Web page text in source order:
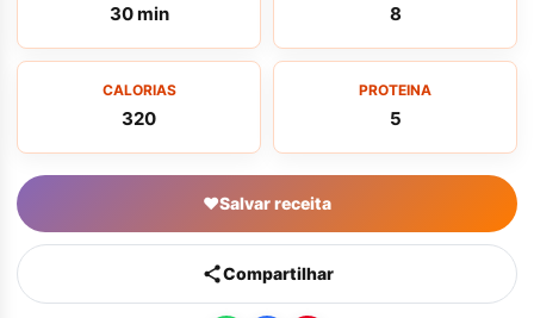
30 min 8
CALORIAS
320
PROTEINA
5
♥Salvar receita
Compartilhar